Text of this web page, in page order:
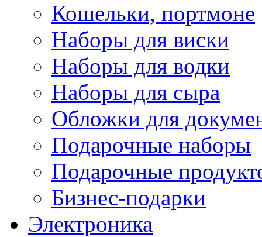
Кошельки, портмоне
Наборы для виски
Наборы для водки
Наборы для сыра
Обложки для
Подарочные наборы
Подарочные
Бизнес-подарки
Электроника